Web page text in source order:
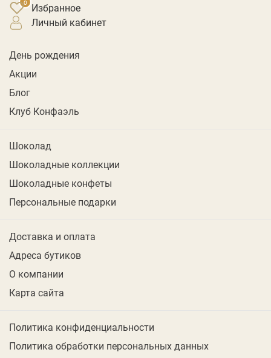
Избранное
личный кабинет
День рождения
Акции
Блог
Клуб Конфаэль
Шоколад
Шоколадные коллекции
Шоколадные конфеты
Персональные подарки
Доставка и оплата
Адреса бутиков
О компании
Карта сайта
Политика конфиденциальности
Политика обработки персональных данных